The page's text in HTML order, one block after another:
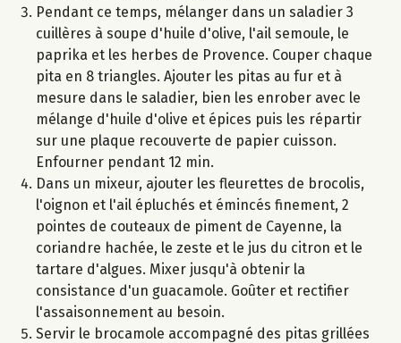
Pendant ce temps, mélanger dans un saladier 3
cuillères à soupe d'huile d'olive, l'ail semoule, le
paprika et les herbes de Provence. Couper chaque
pita en 8 triangles. Ajouter les pitas au fur et à
mesure dans le saladier, bien les enrober avec le
mélange d'huile d'olive et épices puis les répartir
sur une plaque recouverte de papier cuisson.
Enfourner pendant 12 min.
Dans un mixeur, ajouter les fleurettes de brocolis,
l'oignon et l'ail épluchés et émincés finement, 2
pointes de couteaux de piment de Cayenne, la
coriandre hachée, le zeste et le jus du citron et le
tartare d'algues. Mixer jusqu'à obtenir la
consistance d'un guacamole. Goûter et rectifier
l'assaisonnement au besoin.
Servir le brocamole accompagné des pitas grillées